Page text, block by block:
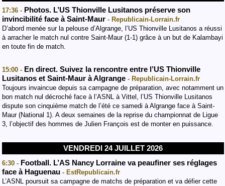
17:36 - Photos. L’US Thionville Lusitanos préserve son
invincibilité face à Saint-Maur - Republicain-Lorrain.fr
D’abord menée sur la pelouse d’Algrange, l’US Thionville Lusitanos a réussi
à arracher le match nul contre Saint-Maur (1-1) grâce à un but de Kalambayi
en toute fin de match.
15:00 - En direct. Suivez la rencontre entre l’US Thionville
Lusitanos et Saint-Maur à Algrange - Republicain-Lorrain.fr
Toujours invaincue depuis sa campagne de préparation, avec notamment un
bon match nul décroché face à l’ASNL à Vittel, l’US Thionville Lusitanos
dispute son cinquième match de l’été ce samedi à Algrange face à Saint-
Maur (National 1). A deux semaines de la reprise du championnat de Ligue
3, l’objectif des hommes de Julien François est de monter en puissance.
VENDREDI 24 JUILLET 2026
6:30 - Football. L’AS Nancy Lorraine va peaufiner ses réglages
face à Haguenau - EstRepublicain.fr
L’ASNL poursuit sa campagne de matchs de préparation et va défier cette